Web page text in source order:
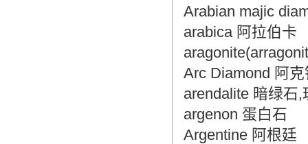
Arabian majic
arabica 阿拉伯卡
Arc Diamond 阿
arendalite 暗绿石,
argenon 蛋白石
Argentine 阿根廷